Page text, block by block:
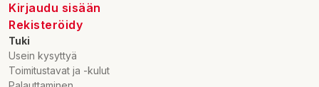
Kirjaudu sisään
Rekisteröidy
Tuki
Usein kysyttyä
Toimitustavat ja -kulut